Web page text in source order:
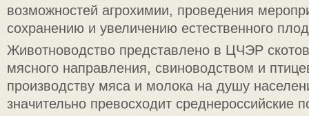
возможностей агрохимии, проведения
сохранению и увеличению естественного
Животноводство представлено в ЦЧЭР
мясного направления, свиноводством и
производству мяса и молока на душу
значительно превосходит среднероссийские